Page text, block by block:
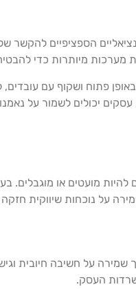
הספציפיים
מערכות מיותרות כדי
פתוח ושקוף עם עובדים,
יכולים לשמור על
מועטים או מוגבלים.
על נוכחות שיווקית
שמירה על חשיבה חיובית
העסק.